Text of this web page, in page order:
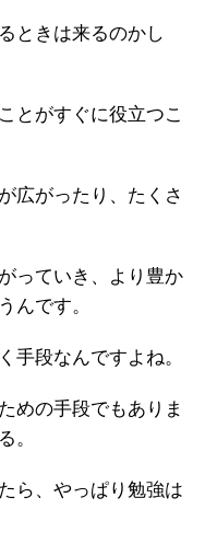
ときは来るのかし
とがすぐに役立つこ
広がったり、たくさ
っていき、より豊か
んです。
手段なんですよね。
めの手段でもありま
。
ら、やっぱり勉強は